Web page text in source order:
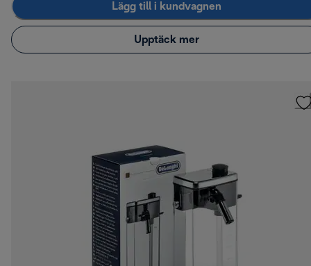
Lägg till i kundvagnen
Upptäck mer